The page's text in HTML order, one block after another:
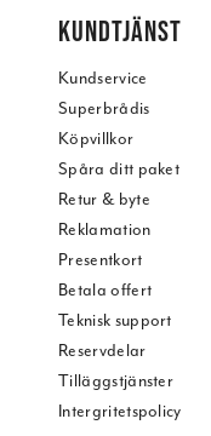
KUNDTJÄNST
Kundservice
Superbrådis
Köpvillkor
Spåra ditt paket
Retur & byte
Reklamation
Presentkort
Betala offert
Teknisk support
Reservdelar
Tilläggstjänster
Intergritetspolicy